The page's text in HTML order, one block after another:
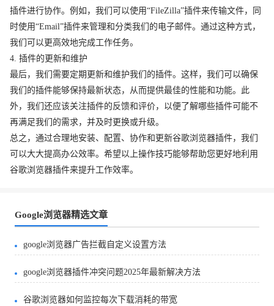
插件进行协作。例如，我们可以使用“FileZilla”插件来传输文件，同
时使用“Email”插件来管理和分类我们的电子邮件。通过这种方式，
我们可以更高效地完成工作任务。
4. 插件的更新和维护
最后，我们需要定期更新和维护我们的插件。这样，我们可以确保
我们的插件能够保持最新状态，从而提供最佳的性能和功能。此
外，我们还应该关注插件的反馈和评价，以便了解哪些插件可能不
再满足我们的需求，并及时更换或升级。
总之，通过合理地安装、配置、协作和更新谷歌浏览器插件，我们
可以大大提高办公效率。希望以上操作技巧能够帮助您更好地利用
谷歌浏览器插件来提升工作效率。
Google浏览器精选文章
google浏览器广告拦截自定义设置方法
google浏览器插件冲突问题2025年最新解决方法
谷歌浏览器如何监控每次下载消耗的带宽